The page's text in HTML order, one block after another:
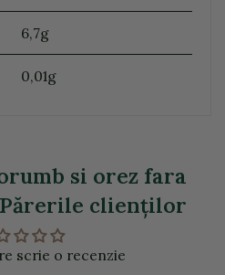
6,7g
0,01g
si orez fara
Părerile clienţilor
scrie o recenzie